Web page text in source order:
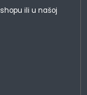
ili u našoj